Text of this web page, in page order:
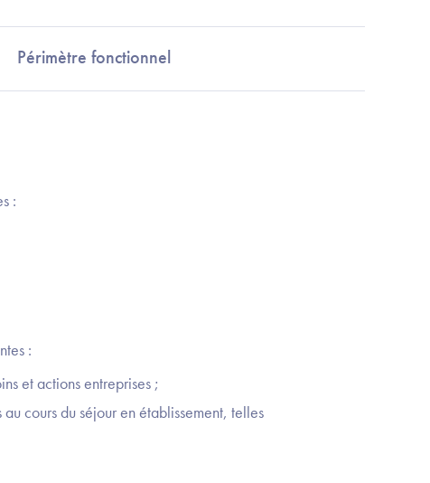
Périmètre fonctionnel
:
:
et actions entreprises ;
cours du séjour en établissement, telles